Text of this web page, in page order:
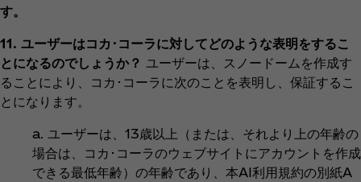
す。
11. ユーザーはコカ･コーラに対してどのような表明をするこ
とになるのでしょうか？ ユーザーは、スノードームを作成す
ることにより、コカ･コーラに次のことを表明し、保証するこ
とになります。
a. ユーザーは、13歳以上（または、それより上の年齢の
場合は、コカ･コーラのウェブサイトにアカウントを作成
できる最低年齢）の年齢であり、本AI利用規約の別紙A